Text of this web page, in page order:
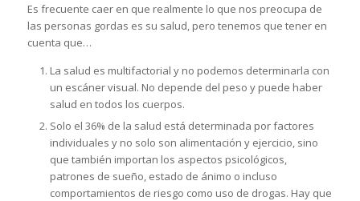
Es frecuente caer en que realmente lo que nos preocupa de
las personas gordas es su salud, pero tenemos que tener en
cuenta que…
La salud es multifactorial y no podemos determinarla con
un escáner visual. No depende del peso y puede haber
salud en todos los cuerpos.
Solo el 36% de la salud está determinada por factores
individuales y no solo son alimentación y ejercicio, sino
que también importan los aspectos psicológicos,
patrones de sueño, estado de ánimo o incluso
comportamientos de riesgo como uso de drogas. Hay que